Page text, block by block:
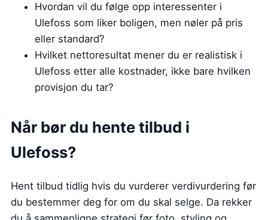
Hvordan vil du følge opp interessenter i
Ulefoss som liker boligen, men nøler på pris
eller standard?
Hvilket nettoresultat mener du er realistisk i
Ulefoss etter alle kostnader, ikke bare hvilken
provisjon du tar?
Når bør du hente tilbud i
Ulefoss?
Hent tilbud tidlig hvis du vurderer verdivurdering før
du bestemmer deg for om du skal selge. Da rekker